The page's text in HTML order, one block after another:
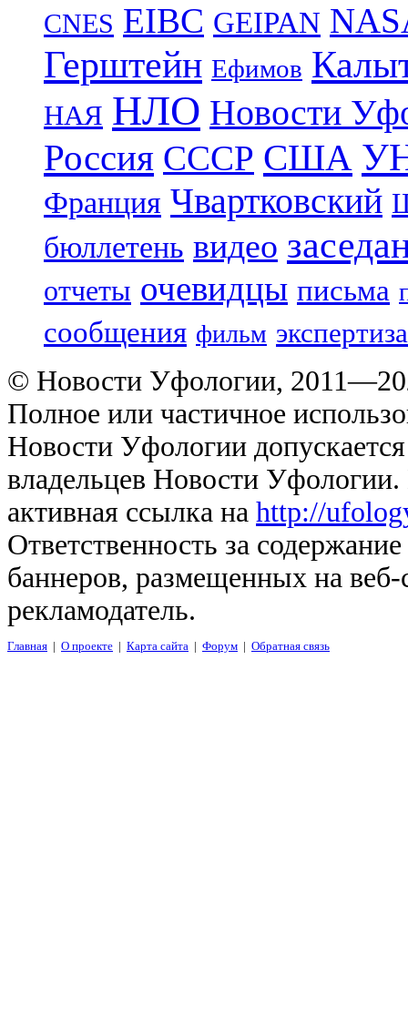
CNES EIBC GEIPAN
Герштейн Ефимов
НАЯ НЛО Новости
Россия СССР США
Франция Чвартковский
бюллетень видео
отчеты очевидцы письма
сообщения фильм экспертиза
© Новости Уфологии,
Полное или частичное
Новости Уфологии
владельцев Новости
активная ссылка на http://
Ответственность за
баннеров, размещенных на
рекламодатель.
Главная | О проекте | Карта сайта | Форум | Обратная связь